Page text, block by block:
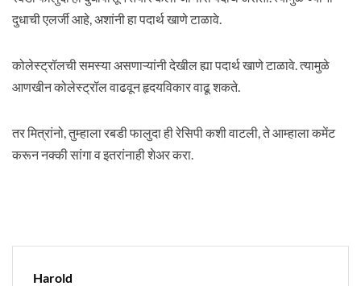
दुधाची एलर्जी आहे, अशांनी हा पदार्थ खाणे टाळावे.
कोलेस्ट्रॉलची समस्या असणाऱ्यांनी देखील ह्या पदार्थ खाणे टाळावे. त्यामुळे
आणखीन कोलेस्ट्रॉल वाढवून हृदयविकार वाढू शकते.
तर मित्रांनो, तुम्हाला रबडी फालुदा ही रेसिपी कशी वाटली, ते आम्हाला कमेंट
करून नक्की सांगा व इतरांनाही शेअर करा.
Harold